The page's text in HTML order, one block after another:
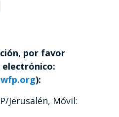
por favor
):
Jerusalén, Móvil: